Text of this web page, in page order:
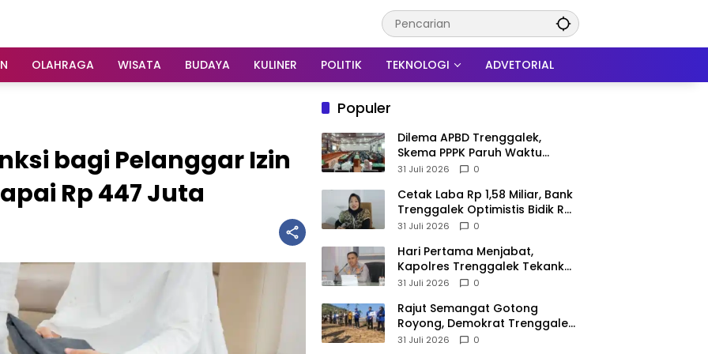
OLAHRAGA WISATA BUDAYA KULINER POLITIK TEKNOLOGI ADVETORIAL
bagi Pelanggar Izin
Rp 447 Juta
Populer
Dilema APBD Trenggalek,
Skema PPPK Paruh Waktu
Mengemuka Demi Pangkas Rp
31 Juli 2026 0
Cetak Laba Rp 1,58 Miliar, Bank
Trenggalek Optimistis Bidik Rp
3 Miliar hingga Akhir Tahun
31 Juli 2026 0
Hari Pertama Menjabat,
Kapolres Trenggalek Tekankan
Anggota Disiplin Hindari
31 Juli 2026 0
​Rajut Semangat Gotong
Royong, Demokrat Trenggalek
Gaungkan Gerakan Langit Biru
31 Juli 2026 0